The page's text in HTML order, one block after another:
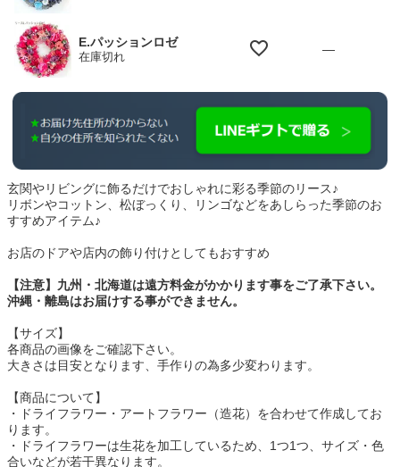
E.パッションロゼ
在庫切れ
—
玄関やリビングに飾るだけでおしゃれに彩る季節のリース♪
リボンやコットン、松ぼっくり、リンゴなどをあしらった季節のお
すすめアイテム♪
お店のドアや店内の飾り付けとしてもおすすめ
【注意】九州・北海道は遠方料金がかかります事をご了承下さい。
沖縄・離島はお届けする事ができません。
【サイズ】
各商品の画像をご確認下さい。
大きさは目安となります、手作りの為多少変わります。
【商品について】
・ドライフラワー・アートフラワー（造花）を合わせて作成してお
ります。
・ドライフラワーは生花を加工しているため、1つ1つ、サイズ・色
合いなどが若干異なります。